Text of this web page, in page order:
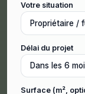
Votre situation
Délai du projet
Surface (m²,